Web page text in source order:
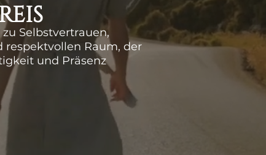
Selbstvertrauen,
respektvollen Raum, der
und Präsenz